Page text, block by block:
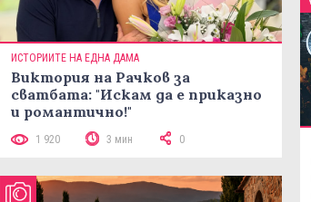
ИСТОРИИТЕ НА ЕДНА ДАМА
Виктория на Рачков за
сватбата: "Искам да е приказно
и романтично!"
1 920 3 мин 0